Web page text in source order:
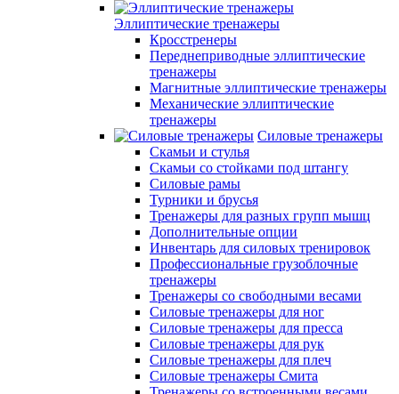
Эллиптические тренажеры
Кросстренеры
Переднеприводные эллиптические
тренажеры
Магнитные эллиптические тренажеры
Механические эллиптические
тренажеры
Силовые тренажеры
Скамьи и стулья
Скамьи со стойками под штангу
Силовые рамы
Турники и брусья
Тренажеры для разных групп мышц
Дополнительные опции
Инвентарь для силовых тренировок
Профессиональные грузоблочные
тренажеры
Тренажеры со свободными весами
Силовые тренажеры для ног
Силовые тренажеры для пресса
Силовые тренажеры для рук
Силовые тренажеры для плеч
Силовые тренажеры Смита